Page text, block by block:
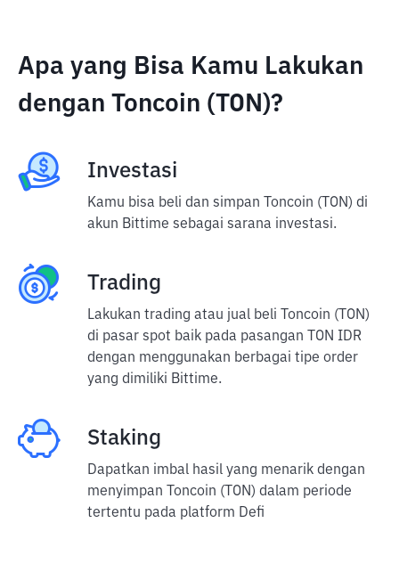
Apa yang Bisa Kamu Lakukan
dengan Toncoin (TON)?
Investasi
Kamu bisa beli dan simpan Toncoin (TON) di
akun Bittime sebagai sarana investasi.
Trading
Lakukan trading atau jual beli Toncoin (TON)
di pasar spot baik pada pasangan TON IDR
dengan menggunakan berbagai tipe order
yang dimiliki Bittime.
Staking
Dapatkan imbal hasil yang menarik dengan
menyimpan Toncoin (TON) dalam periode
tertentu pada platform Defi